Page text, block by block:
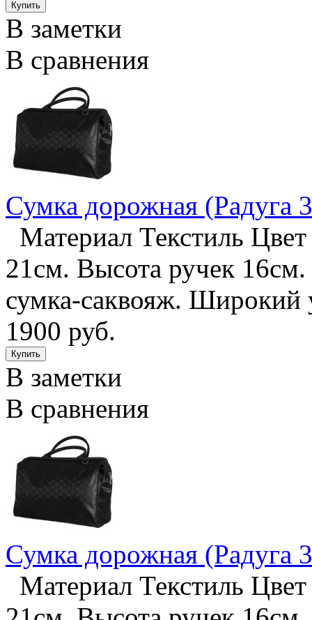
В заметки
В сравнения
Сумка дорожная (Радуга
Материал Текстиль
21см. Высота ручек
сумка-саквояж.
1900 руб.
В заметки
В сравнения
Сумка дорожная (Радуга
Материал Текстиль